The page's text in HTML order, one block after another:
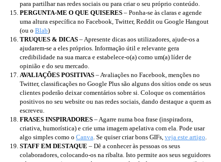
para partilhar nas redes sociais ou para criar o seu próprio conteúdo.
PERGUNTA-ME O QUE QUISERES – Ponha-se às claras e agende
uma altura específica no Facebook, Twitter, Reddit ou Google Hangout
(ou o Blab)
TRUQUES & DICAS – Apresente dicas aos utilizadores, ajude-os a
ajudarem-se a eles próprios. Informação útil e relevante gera
credibilidade na sua marca e estabelece-o(a) como um(a) líder de
opinião e do seu mercado.
AVALIAÇÕES POSITIVAS – Avaliações no Facebook, menções no
Twitter, classificações no Google Plus são alguns dos sítios onde os seus
clientes poderão deixar comentários sobre si. Coloque os comentários
positivos no seu website ou nas redes sociais, dando destaque a quem as
escreveu.
FRASES INSPIRADORES – Agarre numa boa frase (inspiradora,
criativa, humorística) e crie uma imagem apelativa com ela. Pode usar
algo simples como o Canva. Se quiser criar bons GIFs, veja este artigo.
STAFF EM DESTAQUE – Dê a conhecer às pessoas os seus
colaboradores, colocando-os na ribalta. Isto permite aos seus seguidores